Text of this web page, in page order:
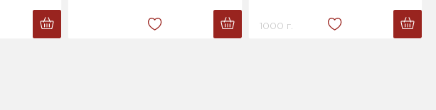
1000 г.